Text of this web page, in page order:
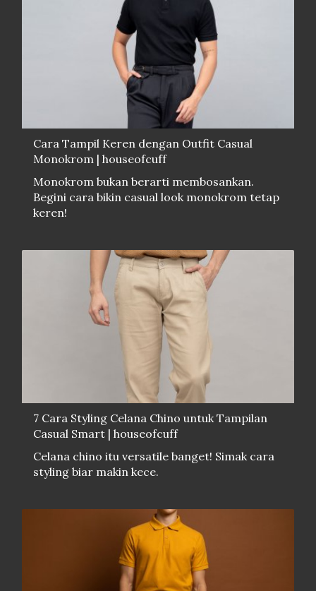
Cara Tampil Keren dengan Outfit Casual
Monokrom | houseofcuff
Monokrom bukan berarti membosankan.
Begini cara bikin casual look monokrom tetap
keren!
7 Cara Styling Celana Chino untuk Tampilan
Casual Smart | houseofcuff
Celana chino itu versatile banget! Simak cara
styling biar makin kece.